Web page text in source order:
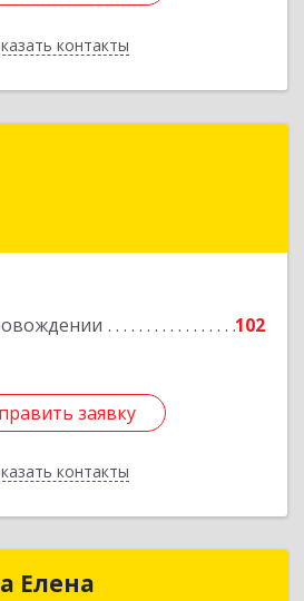
контакты
Назад
102
заявку
контакты
Респ, Нерюнгринский р-н,
Подробнее
заявку
Назад
Елена
ИП Данилова Елена